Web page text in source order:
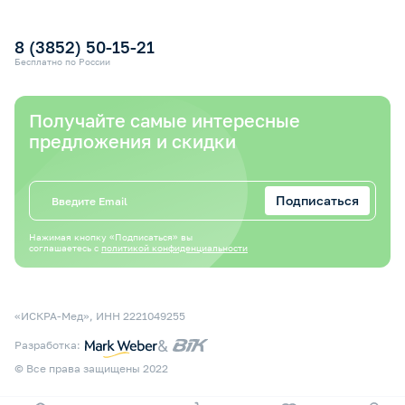
8 (3852) 50-15-21
Бесплатно по России
Получайте самые интересные
предложения и скидки
Подписаться
Нажимая кнопку «Подписаться» вы
соглашаетесь с политикой конфиденциальности
«ИСКРА-Мед», ИНН 2221049255
Разработка: &
© Все права защищены 2022